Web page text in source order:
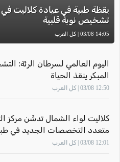
يقظة طبية في عيادة كلاليت في
تشخيص نوبة قلبية
14:05 03/08 | كل العرب
اليوم العالمي لسرطان الرئة:
المبكر ينقذ الحياة
12:50 03/08 | كل العرب
كلاليت لواء الشمال تدشّن مركز
متعدد التخصصات الجديد في
12:01 03/08 | كل العرب